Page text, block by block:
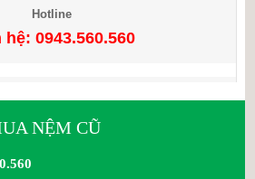
Hotline
hệ: 0943.560.560
NỆM CŨ